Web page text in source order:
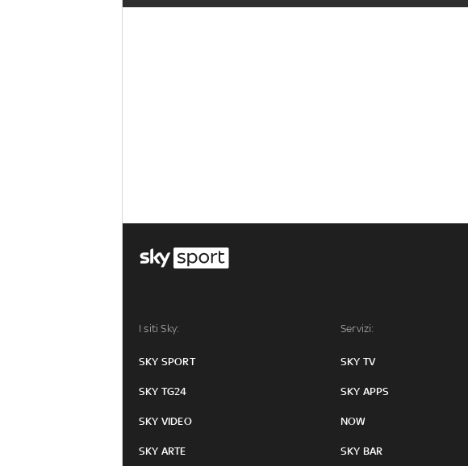
I siti Sky:
SKY SPORT
SKY TG24
SKY VIDEO
SKY ARTE
Servizi:
SKY TV
SKY APPS
NOW
SKY BAR